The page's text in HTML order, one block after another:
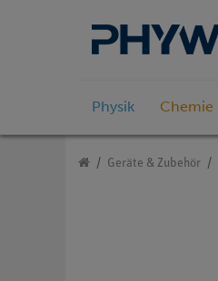
Physik Chemie
Geräte & Zubehör